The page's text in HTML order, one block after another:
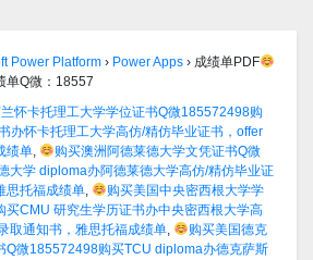
Power Platform › Power Apps › 成绩单PDF
单Q微：18557
怀卡托理工大学学位证书Q微185572498购
办怀卡托理工大学高仿/精仿毕业证书，offer
绩单,
购买澳洲阿德莱德大学文凭证书Q微
大学 diploma办阿德莱德大学高仿/精仿毕业证
思托福成绩单,
购买美国中央密西根大学学
CMU 研究生学历证书办中央密西根大学高
取通知书，雅思托福成绩单,
购买美国德克
Q微185572498购买TCU diploma办德克萨斯